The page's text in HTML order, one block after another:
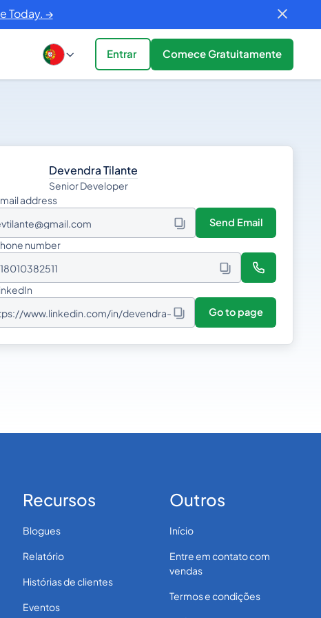
Today. →
Entrar Comece Gratuitamente
Devendra Tilante
Senior Developer
address
Send Email
number
www.linkedin.com/in/devendra-
7451474a/
Go to page
Recursos
Blogues
Relatório
Histórias de clientes
Eventos
Outros
Início
Entre em contato com
vendas
Termos e condições